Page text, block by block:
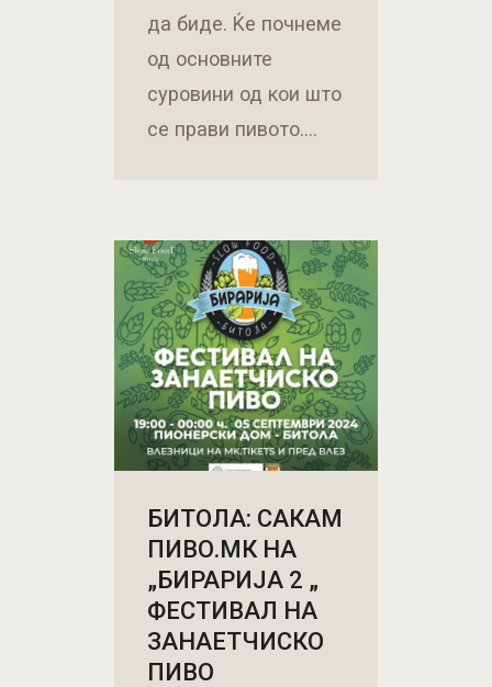
да биде. Ќе почнеме
од основните
суровини од кои што
се прави пивото.…
БИТОЛА: САКАМ
ПИВО.МК НА
„БИРАРИЈА 2 „
ФЕСТИВАЛ НА
ЗАНАЕТЧИСКО
ПИВО